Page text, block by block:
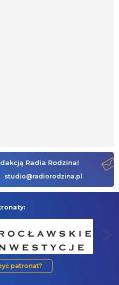
Radia Rodzina!
studio@radiorodzina.pl
patronat?